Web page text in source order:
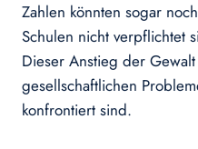
Zahlen könnten sogar
Schulen nicht verpflichtet
Dieser Anstieg der
gesellschaftlichen
konfrontiert sind.